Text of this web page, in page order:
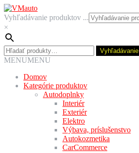
Preskočiť
na
navigáciu
Preskočiť
na
obsah
Vyhľadávanie produktov ...
×
Hľadať: Vyhľadávanie
MENUMENU
Domov
Kategórie produktov
Autodoplnky
Interiér
Exteriér
Elektro
Výbava, príslušenstvo
Autokozmetika
CarCommerce